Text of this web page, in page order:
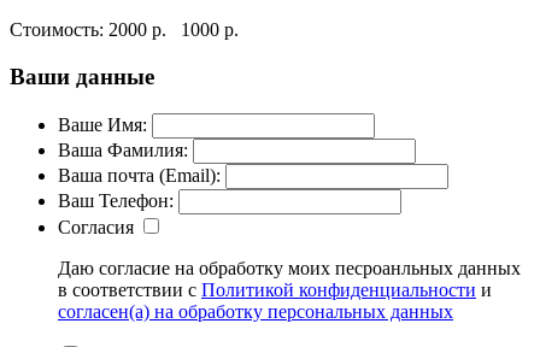
Стоимость: 2000 р. 1000 р.
Ваши данные
Ваше Имя:
Ваша Фамилия:
Ваша почта (Email):
Ваш Телефон:
Согласия
Даю согласие на обработку моих песроанльных данных
в соответствии с Политикой конфиденциальности и
согласен(а) на обработку персональных данных